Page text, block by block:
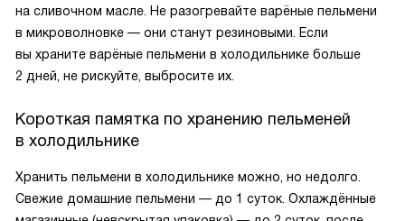
на сливочном масле. Не разогревайте варёные пельмени
в микроволновке — они станут резиновыми. Если
вы храните варёные пельмени в холодильнике больше
2 дней, не рискуйте, выбросите их.
Короткая памятка по хранению пельменей
в холодильнике
Хранить пельмени в холодильнике можно, но недолго.
Свежие домашние пельмени — до 1 суток. Охлаждённые